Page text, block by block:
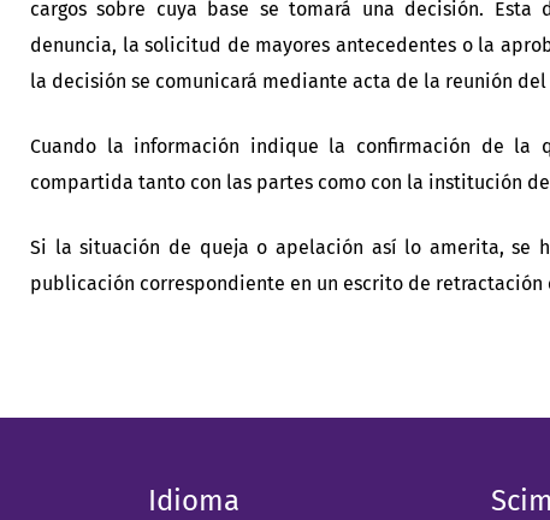
cargos sobre cuya base se tomará una decisión.
denuncia, la solicitud de mayores antecedentes o la
la decisión se comunicará mediante acta de la reunión
Cuando la información indique la confirmación de la
compartida tanto con las partes como con la institución
Si la situación de queja o apelación así lo amerita, se
publicación correspondiente en un escrito de retractación
Idioma